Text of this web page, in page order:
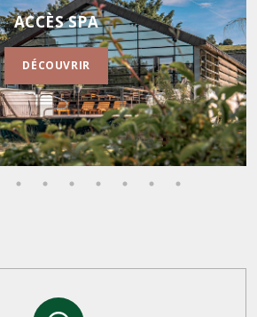
SOINS ESTHÉTIQUES
DÉCOUVRIR